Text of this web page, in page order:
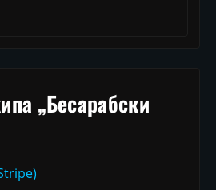
„Бесарабски